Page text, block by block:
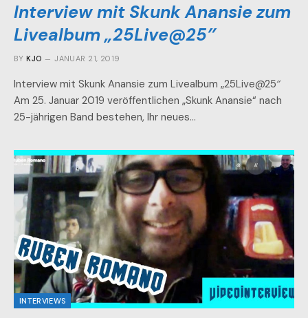
Interview mit Skunk Anansie zum
Livealbum „25Live@25″
BY KJO JANUAR 21, 2019
Interview mit Skunk Anansie zum Livealbum „25Live@25″
Am 25. Januar 2019 veröffentlichen „Skunk Anansie“ nach
25-jährigen Band bestehen, Ihr neues…
INTERVIEWS